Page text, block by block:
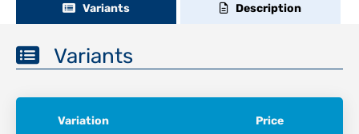
Variants Description
Variants
Variation Price